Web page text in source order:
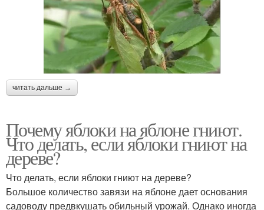
читать дальше →
Почему яблоки на яблоне гниют.
Что делать, если яблоки гниют на
дереве?
Что делать, если яблоки гниют на дереве?
Большое количество завязи на яблоне дает основания
садоводу предвкушать обильный урожай. Однако иногда